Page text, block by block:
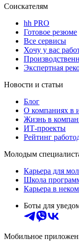
Соискателям
hh PRO
Готовое резюме
Все сервисы
Хочу у вас
Экспертная
Новости и статьи
Блог
О компаниях в
Жизнь в
ИТ-проекты
Рейтинг
Молодым
Карьера для
Школа
Карьера в
Боты для
Мобильное